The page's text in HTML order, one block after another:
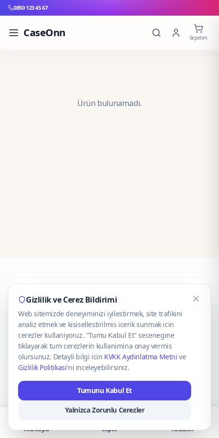
0850 123 45 67
CaseOnn Sepetim
Ürün bulunamadı.
CaseOnn
© 2025 CaseOnn. Tüm hakları saklıdır.
VISA Mastercard
Gizlilik ve Cerez Bildirimi
Web sitemizde deneyiminizi iyilestirmek, site trafikini
analiz etmek ve kisisellestirilmis icerik sunmak icin
cerezler kullaniyoruz. "Tumu Kabul Et" secenegine
tiklayarak tum cerezlerin kullanimina onay vermis
olursunuz. Detayli bilgi icin KVKK Aydinlatma Metni ve
Gizlilik Politikasi'ni inceleyebilirsiniz.
Tumunu Kabul Et
Yalnizca Zorunlu Cerezler
Ana Sayfa Sepet Hesabım